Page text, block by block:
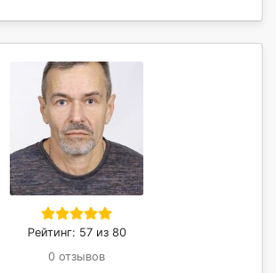
Рейтинг: 57 из 80
0 отзывов